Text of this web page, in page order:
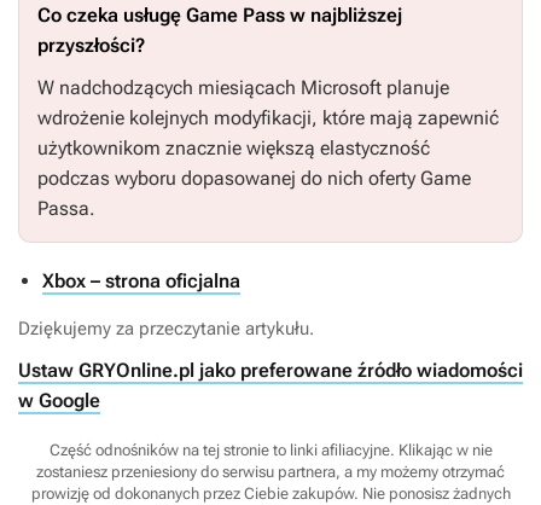
Co czeka usługę Game Pass w najbliższej
przyszłości?
W nadchodzących miesiącach Microsoft planuje
wdrożenie kolejnych modyfikacji, które mają zapewnić
użytkownikom znacznie większą elastyczność
podczas wyboru dopasowanej do nich oferty Game
Passa.
Xbox – strona oficjalna
Dziękujemy za przeczytanie artykułu.
Ustaw GRYOnline.pl jako preferowane źródło wiadomości
w Google
Część odnośników na tej stronie to linki afiliacyjne. Klikając w nie
zostaniesz przeniesiony do serwisu partnera, a my możemy otrzymać
prowizję od dokonanych przez Ciebie zakupów. Nie ponosisz żadnych